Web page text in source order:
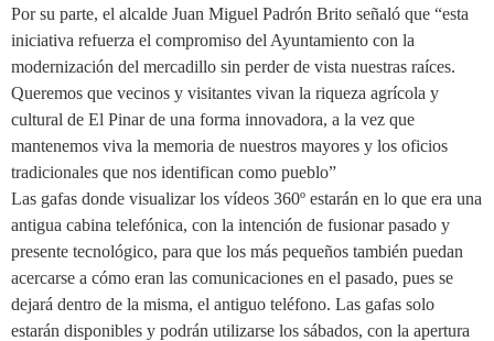
Por su parte, el alcalde Juan Miguel Padrón Brito señaló que “esta
iniciativa refuerza el compromiso del Ayuntamiento con la
modernización del mercadillo sin perder de vista nuestras raíces.
Queremos que vecinos y visitantes vivan la riqueza agrícola y
cultural de El Pinar de una forma innovadora, a la vez que
mantenemos viva la memoria de nuestros mayores y los oficios
tradicionales que nos identifican como pueblo”
Las gafas donde visualizar los vídeos 360º estarán en lo que era una
antigua cabina telefónica, con la intención de fusionar pasado y
presente tecnológico, para que los más pequeños también puedan
acercarse a cómo eran las comunicaciones en el pasado, pues se
dejará dentro de la misma, el antiguo teléfono. Las gafas solo
estarán disponibles y podrán utilizarse los sábados, con la apertura